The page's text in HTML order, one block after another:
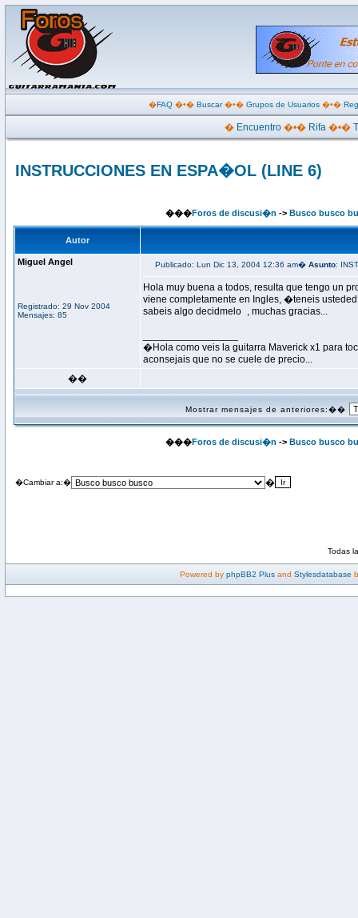
�FAQ�•� Buscar�•� Grupos de Usuarios�•�
� Encuentro �•� Rifa �•�
INSTRUCCIONES EN ESPA�OL (LINE 6)
���Foros de discusi�n -> Busco busco
Autor
Miguel Angel
Registrado: 29 Nov 2004
Mensajes: 85
Publicado: Lun Dic 13, 2004 12:36 am� Asunto:
Hola muy buena a todos, resulta que tengo un
viene completamente en Ingles, �teneis
sabeis algo decidmelo , muchas gracias...
�Hola como veis la guitarra Maverick x1 para
aconsejais que no se cuele de precio...
��
Mostrar mensajes de anteriores:��
���Foros de discusi�n -> Busco busco
�Cambiar a:� �
Todas
Powered by phpBB2 Plus and Stylesdatabase